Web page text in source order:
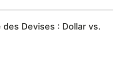
Devises : Dollar vs.